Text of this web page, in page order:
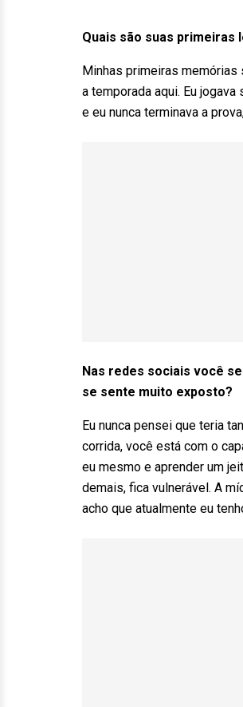
Quais são suas primeiras
Minhas primeiras memórias
a temporada aqui. Eu
e eu nunca terminava a
Nas redes sociais você
se sente muito exposto?
Eu nunca pensei que teria
corrida, você está com o
eu mesmo e aprender um
demais, fica vulnerável. A
acho que atualmente eu